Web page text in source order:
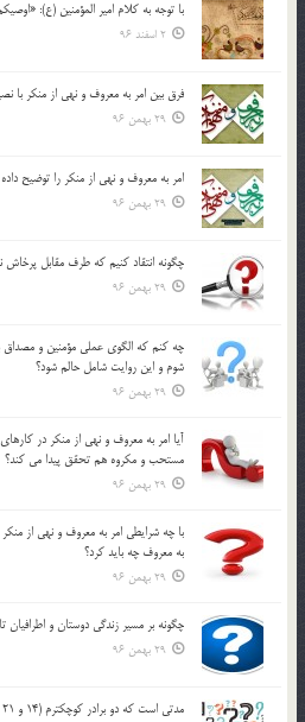
با توجه به كلام امير المؤمنين (ع):
2 اسفند 96
فرق بين امر به معروف و نهي از منكر
29 بهمن 96
امر به معروف و نهي از منكر را توضيح
29 بهمن 96
چگونه انتقاد كنيم كه طرف مقابل پرخاش
29 بهمن 96
چه كنم كه الگوي عملي مؤمنين و مصداق
شوم و اين روايت شامل حالم شود؟
29 بهمن 96
آيا امر به معروف و نهي از منكر در
مستحب و مكروه هم تحقق پيدا مي كند؟
29 بهمن 96
با چه شرايطي امر به معروف و نهي از
به معروف چه بايد کرد؟
29 بهمن 96
چگونه بر مسير زندگي دوستان و اطرافيان
29 بهمن 96
مدتي است كه دو برادر كوچكترم (14 و 21 ساله) با گرفتن چند CD …